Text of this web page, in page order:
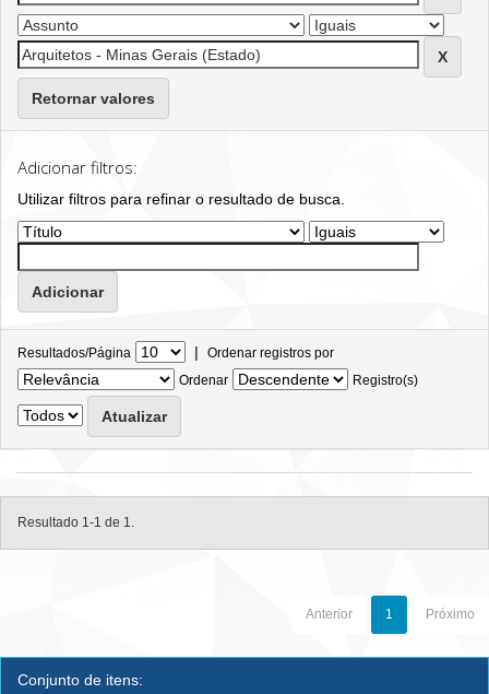
Retornar valores
Adicionar filtros:
Utilizar filtros para refinar o resultado de busca.
Resultados/Página | Ordenar registros por
Ordenar
Registro(s)
Resultado 1-1 de 1.
Anterior 1 Próximo
Conjunto de itens: